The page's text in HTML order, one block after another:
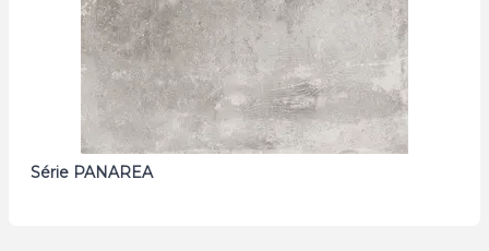
Série PANAREA